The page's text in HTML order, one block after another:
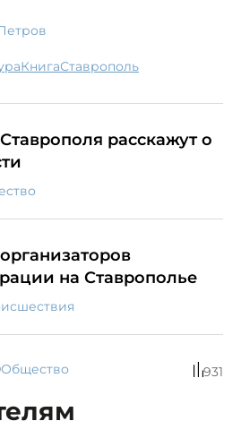
книга Ставрополь
расскажут о
на Ставрополье
Общество 931